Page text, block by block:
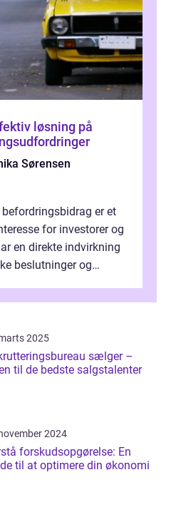
løsning på
Sørensen
er et
for investorer og
en direkte indvirkning
beslutninger og
2025
sælger –
til de bedste salgstalenter
2024
forskudsopgørelse: En
til at optimere din økonomi